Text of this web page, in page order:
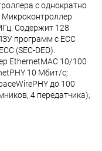
с однократно
Содержит 128
программ c ECC
(SEC-DED).
EthernetMAC 10/100
10 Мбит/с;
до 100
4 передатчика);